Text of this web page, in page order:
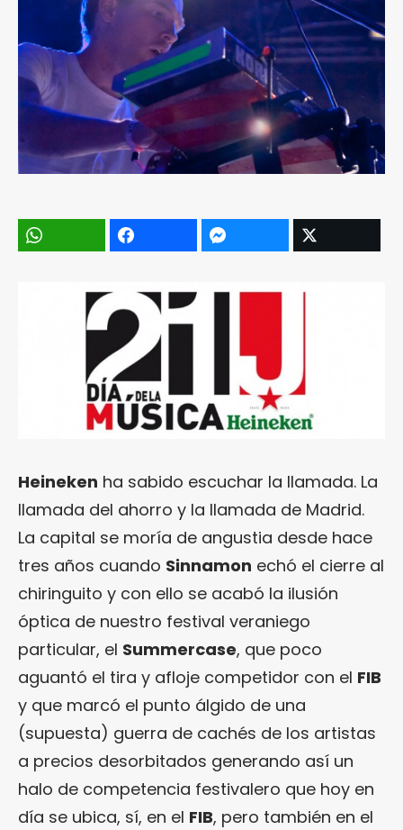
Heineken ha sabido escuchar la llamada. La
llamada del ahorro y la llamada de Madrid.
La capital se moría de angustia desde hace
tres años cuando Sinnamon echó el cierre al
chiringuito y con ello se acabó la ilusión
óptica de nuestro festival veraniego
particular, el Summercase, que poco
aguantó el tira y afloje competidor con el FIB
y que marcó el punto álgido de una
(supuesta) guerra de cachés de los artistas
a precios desorbitados generando así un
halo de competencia festivalero que hoy en
día se ubica, sí, en el FIB, pero también en el